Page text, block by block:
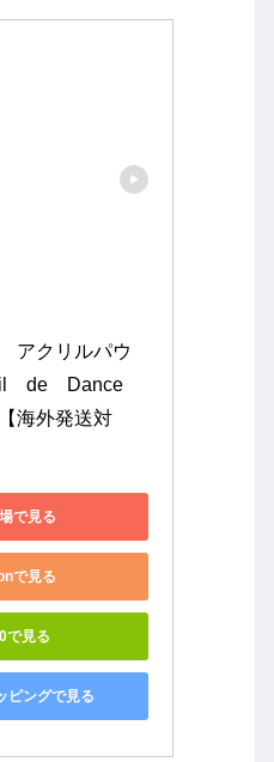
アクリルパウ
　de　Dance
海外発送対
で見る
で見る
で見る
ピングで見る